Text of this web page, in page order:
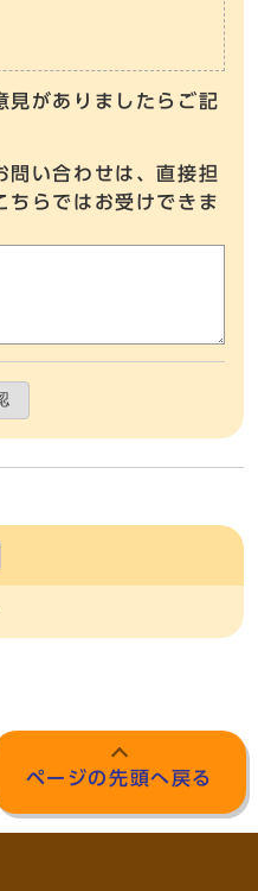
見がありましたらご記
問い合わせは、直接担
ちらではお受けできま
ページの先頭へ戻る